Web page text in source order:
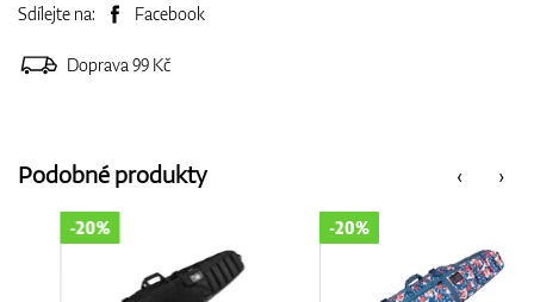
Sdílejte na: Facebook
Doprava 99 Kč
‹
Podobné produkty ›